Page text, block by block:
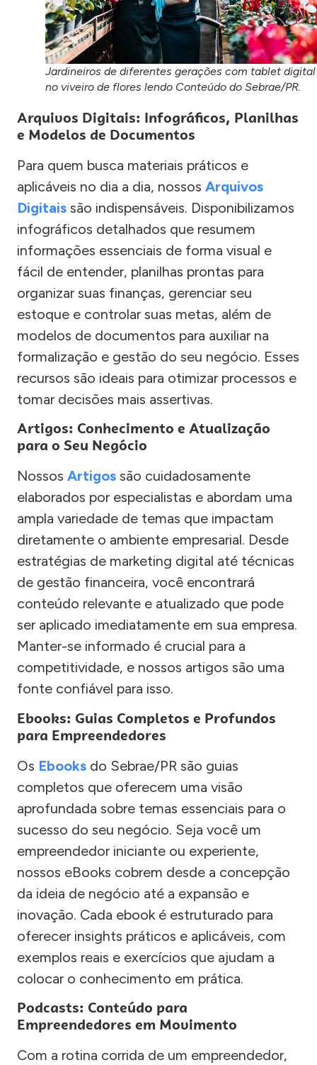
Jardineiros de diferentes gerações com tablet digital
no viveiro de flores lendo Conteúdo do Sebrae/PR.
Arquivos Digitais: Infográficos, Planilhas
e Modelos de Documentos
Para quem busca materiais práticos e
aplicáveis no dia a dia, nossos Arquivos
Digitais são indispensáveis. Disponibilizamos
infográficos detalhados que resumem
informações essenciais de forma visual e
fácil de entender, planilhas prontas para
organizar suas finanças, gerenciar seu
estoque e controlar suas metas, além de
modelos de documentos para auxiliar na
formalização e gestão do seu negócio. Esses
recursos são ideais para otimizar processos e
tomar decisões mais assertivas.
Artigos: Conhecimento e Atualização
para o Seu Negócio
Nossos Artigos são cuidadosamente
elaborados por especialistas e abordam uma
ampla variedade de temas que impactam
diretamente o ambiente empresarial. Desde
estratégias de marketing digital até técnicas
de gestão financeira, você encontrará
conteúdo relevante e atualizado que pode
ser aplicado imediatamente em sua empresa.
Manter-se informado é crucial para a
competitividade, e nossos artigos são uma
fonte confiável para isso.
Ebooks: Guias Completos e Profundos
para Empreendedores
Os Ebooks do Sebrae/PR são guias
completos que oferecem uma visão
aprofundada sobre temas essenciais para o
sucesso do seu negócio. Seja você um
empreendedor iniciante ou experiente,
nossos eBooks cobrem desde a concepção
da ideia de negócio até a expansão e
inovação. Cada ebook é estruturado para
oferecer insights práticos e aplicáveis, com
exemplos reais e exercícios que ajudam a
colocar o conhecimento em prática.
Podcasts: Conteúdo para
Empreendedores em Movimento
Com a rotina corrida de um empreendedor,